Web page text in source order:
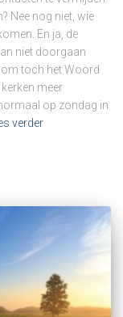
Nee nog niet, wie
En ja, de
niet doorgaan
om toch het Woord
meer
op zondag in
verder